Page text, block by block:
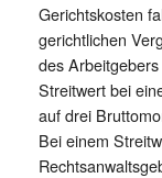
Gerichtskosten
gerichtlichen
des
Streitwert bei
auf drei
Bei einem